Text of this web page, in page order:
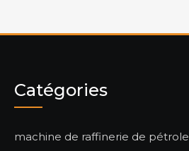
Catégories
machine de raffinerie de pétrole